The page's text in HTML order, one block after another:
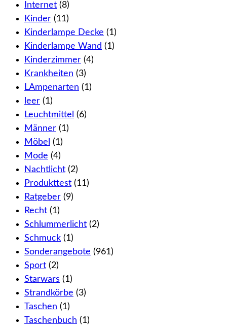
Internet (8)
Kinder (11)
Kinderlampe Decke (1)
Kinderlampe Wand (1)
Kinderzimmer (4)
Krankheiten (3)
LAmpenarten (1)
leer (1)
Leuchtmittel (6)
Männer (1)
Möbel (1)
Mode (4)
Nachtlicht (2)
Produkttest (11)
Ratgeber (9)
Recht (1)
Schlummerlicht (2)
Schmuck (1)
Sonderangebote (961)
Sport (2)
Starwars (1)
Strandkörbe (3)
Taschen (1)
Taschenbuch (1)